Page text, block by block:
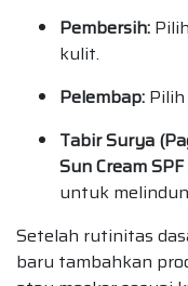
Pembersih:
kulit.
Pelembap:
Tabir Surya
Sun Cream
untuk
Setelah rutinitas
baru tambahkan